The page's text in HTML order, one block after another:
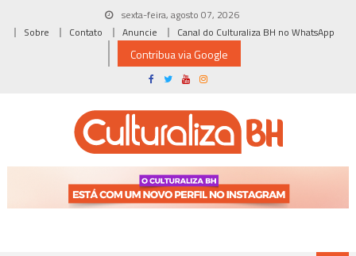
sexta-feira, agosto 07, 2026
Sobre
Contato Anuncie Canal do Culturaliza BH no WhatsApp
Contribua via Google